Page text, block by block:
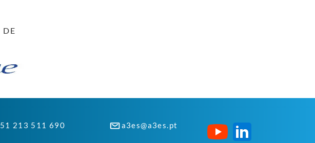
DE
213 511 690 a3es@a3es.pt